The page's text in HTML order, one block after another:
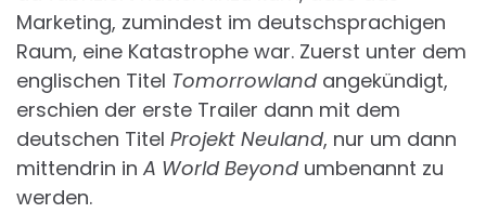
Marketing, zumindest im deutschsprachigen
Raum, eine Katastrophe war. Zuerst unter dem
englischen Titel Tomorrowlandangekündigt,
erschien der erste Trailer dann mit dem
deutschen Titel Projekt Neuland, nur um dann
mittendrin in A World Beyondumbenannt zu
werden.